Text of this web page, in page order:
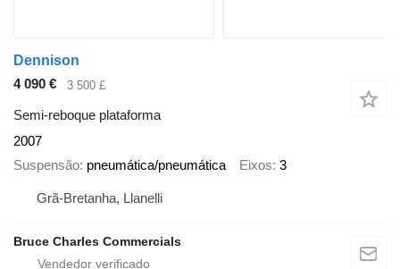
Dennison
4 090 €
3 500 £
Semi-reboque plataforma
2007
Suspensão pneumática/pneumática Eixos 3
Grã-Bretanha, Llanelli
Bruce Charles Commercials